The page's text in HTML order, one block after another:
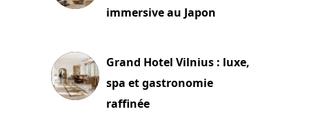
immersive au Japon
Grand Hotel Vilnius : luxe,
spa et gastronomie
raffinée